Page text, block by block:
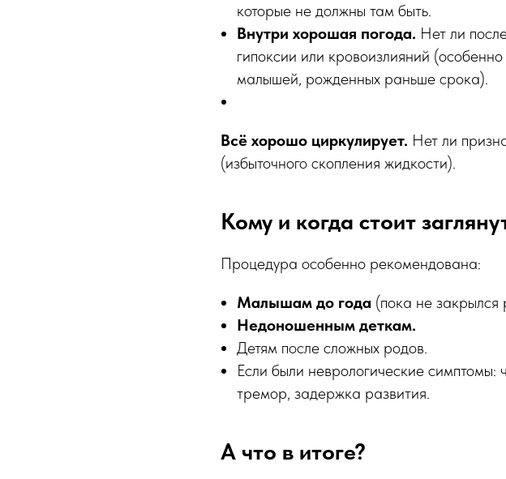
которые не должны там быть.
Внутри хорошая погода. Нет ли
гипоксии или кровоизлияний (особенно
малышей, рожденных раньше срока).
Всё хорошо циркулирует. Нет ли
(избыточного скопления жидкости).
Кому и когда стоит
Процедура особенно рекомендована:
Малышам до года (пока не закрылся
Недоношенным деткам.
Детям после сложных родов.
Если были неврологические симптомы:
тремор, задержка развития.
А что в итоге?